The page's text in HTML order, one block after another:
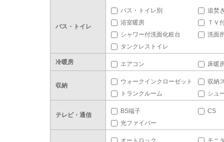
バス・トイレ
バス・トイレ別
追焚
浴室暖房
ＴＶ
シャワー付洗面化粧台
洗面
タンクレストイレ
冷暖房 エアコン 床暖
収納
ウォークインクローゼット
収納
トランクルーム
シュ
テレビ・通信
BS端子
CS
光ファイバー
オートロック
モニ